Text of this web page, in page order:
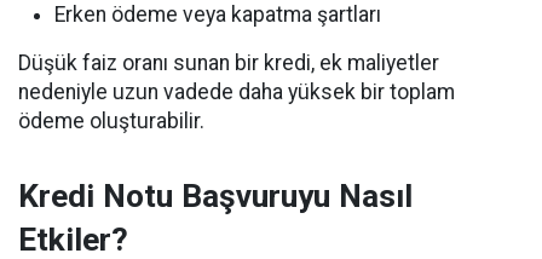
Erken ödeme veya kapatma şartları
Düşük faiz oranı sunan bir kredi, ek maliyetler
nedeniyle uzun vadede daha yüksek bir toplam
ödeme oluşturabilir.
Kredi Notu Başvuruyu Nasıl
Etkiler?